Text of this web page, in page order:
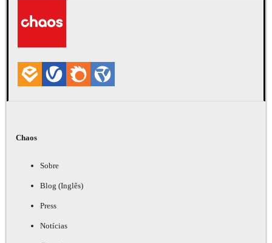
Chaos
Sobre
Blog (Inglês)
Press
Notícias